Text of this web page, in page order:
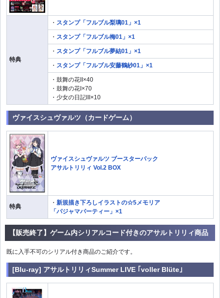
特典
・ スタンプ「フルブル梨璃01」×1
・ スタンプ「フルブル梅01」×1
・ スタンプ「フルブル夢結01」×1
・ スタンプ「フルブル安藤鶴紗01」×1
・鼓舞の花II×40
・鼓舞の花I×70
・少女の日記III×10
ヴァイスシュヴァルツ（カードゲーム）
ヴァイスシュヴァルツ ブースターパック
アサルトリリィ Vol.2 BOX
特典
・ 新規描き下ろしイラストの☆5メモリア
「パジャマパーティー」×1
【販売終了】ゲーム内シリアルコード付きのアサルトリリィ商品
既に入手不可のシリアル付き商品のご紹介です。
[Blu-ray] アサルトリリィSummer LIVE ｢voller Blüte｣